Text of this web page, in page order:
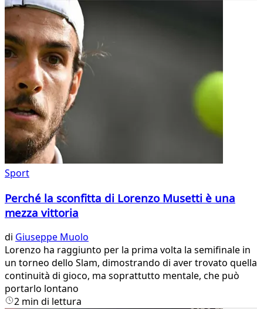
Sport
Perché la sconfitta di Lorenzo Musetti è una
mezza vittoria
di Giuseppe Muolo
Lorenzo ha raggiunto per la prima volta la semifinale in
un torneo dello Slam, dimostrando di aver trovato quella
continuità di gioco, ma soprattutto mentale, che può
portarlo lontano
2 min di lettura